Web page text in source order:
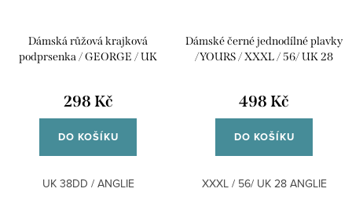
Dámská růžová krajková
podprsenka / GEORGE / UK
298 Kč
DO KOŠÍKU
UK 38DD / ANGLIE
Dámské černé jednodílné plavky
/YOURS / XXXL / 56/ UK 28
498 Kč
DO KOŠÍKU
XXXL / 56/ UK 28 ANGLIE